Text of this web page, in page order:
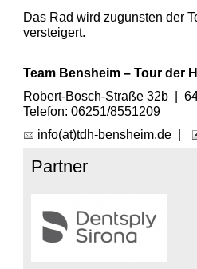
Das Rad wird zugunsten der
versteigert.
Team Bensheim – Tour der
Robert-Bosch-Straße 32b |
Telefon: 06251/8551209
info(at)tdh-bensheim.de|
Partner